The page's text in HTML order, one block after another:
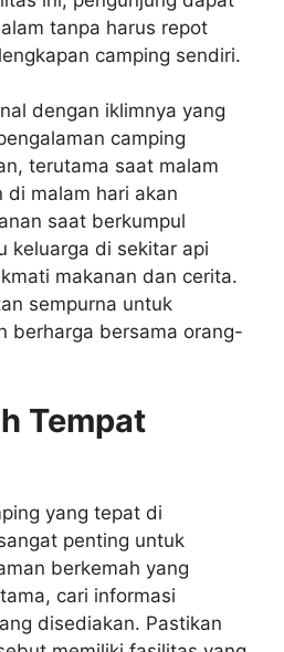
tanpa harus repot
camping sendiri.
dengan iklimnya yang
camping
terutama saat malam
di malam hari akan
saat berkumpul
keluarga di sekitar api
makanan dan cerita.
sempurna untuk
berharga bersama orang-
Tempat
yang tepat di
penting untuk
berkemah yang
cari informasi
disediakan. Pastikan